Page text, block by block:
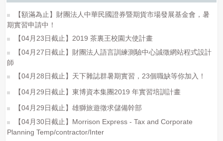
【額滿為止】財團法人中華民國證券暨期貨市場發展基金會，暑
期實習申請中！
【04月23日截止】2019 茶裏王校園大使計畫
【04月27日截止】財團法人語言訓練測驗中心誠徵網站程式設計
師
【04月28日截止】天下雜誌群暑期實習，23個職缺等你加入！
【04月29日截止】東博資本集團2019 年實習培訓計畫
【04月29日截止】雄獅旅遊徵求儲備幹部
【04月30日截止】Morrison Express - Tax and Corporate
Planning Temp/contractor/Inter